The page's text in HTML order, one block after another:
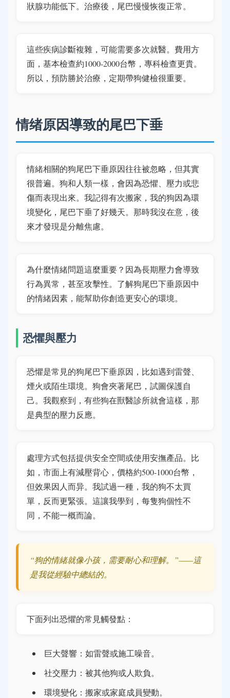
狀腺功能低下。治療後，尾巴慢慢恢復正常。
這些疾病診斷複雜，可能需要多次就醫。費用方
面，基本檢查約1000-2000台幣，專科檢查更貴。
所以，預防勝於治療，定期帶狗健檢很重要。
情绪原因導致的尾巴下垂
情緒相關的狗尾巴下垂原因往往被忽略，但其實
很普遍。狗和人類一樣，會因為恐懼、壓力或悲
傷而表現出來。我記得有次搬家，我的狗因為環
境變化，尾巴下垂了好幾天。那時我沒在意，後
來才發現是分離焦慮。
為什麼情緒問題這麼重要？因為長期壓力會導致
行為異常，甚至攻擊性。了解狗尾巴下垂原因中
的情緒因素，能幫助你創造更安心的環境。
恐懼與壓力
恐懼是常見的狗尾巴下垂原因，比如遇到雷聲、
煙火或陌生環境。狗會夾著尾巴，試圖保護自
己。我觀察到，有些狗在獸醫診所就會這樣，那
是典型的壓力反應。
處理方式包括提供安全空間或使用安撫產品。比
如，市面上有減壓背心，價格約500-1000台幣，
但效果因人而异。我試過一種，我的狗不太買
單，反而更緊張。這讓我學到，每隻狗個性不
同，不能一概而論。
“狗的情緒就像小孩，需要耐心和理解。”——這
是我從經驗中總結的。
下面列出恐懼的常見觸發點：
巨大聲響：如雷聲或施工噪音。
社交壓力：被其他狗或人欺負。
環境變化：搬家或家庭成員變動。